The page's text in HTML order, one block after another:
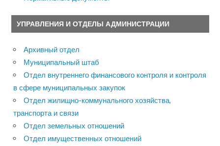
УПРАВЛЕНИЯ И ОТДЕЛЫ АДМИНИСТРАЦИИ
Архивный отдел
Муниципальный штаб
Отдел внутреннего финансового контроля и контроля
в сфере муниципальных закупок
Отдел жилищно-коммунального хозяйства,
транспорта и связи
Отдел земельных отношений
Отдел имущественных отношений